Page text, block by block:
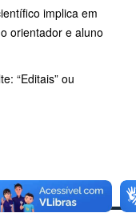
implica em
orientador e aluno
“Editais” ou